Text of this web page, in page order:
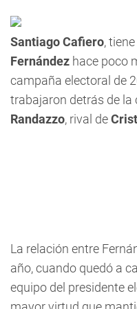
Santiago Cafiero,
Fernández hace poco
campaña electoral de
trabajaron detrás de la
Randazzo, rival de
La relación entre
año, cuando quedó a
equipo del presidente